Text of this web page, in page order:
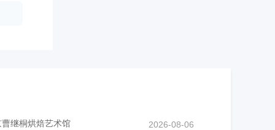
继桐烘焙艺术馆 2026-08-06